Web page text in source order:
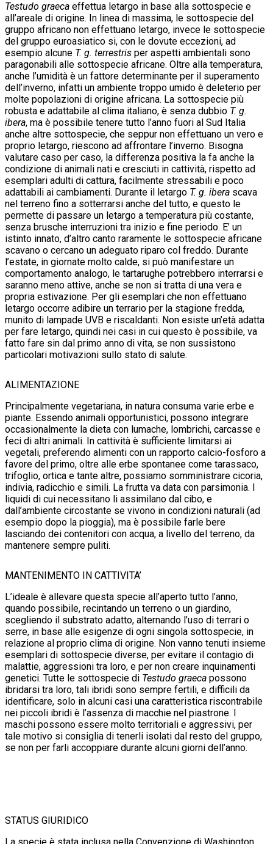
Testudo graeca effettua letargo in base alla sottospecie e
all’areale di origine. In linea di massima, le sottospecie del
gruppo africano non effettuano letargo, invece le sottospecie
del gruppo euroasiatico si, con le dovute eccezioni, ad
esempio alcune T. g. terrestris per aspetti ambientali sono
paragonabili alle sottospecie africane. Oltre alla temperatura,
anche l’umidità è un fattore determinante per il superamento
dell’inverno, infatti un ambiente troppo umido è deleterio per
molte popolazioni di origine africana. La sottospecie più
robusta e adattabile al clima italiano, è senza dubbio T. g.
ibera, ma è possibile tenere tutto l’anno fuori al Sud Italia
anche altre sottospecie, che seppur non effettuano un vero e
proprio letargo, riescono ad affrontare l’inverno. Bisogna
valutare caso per caso, la differenza positiva la fa anche la
condizione di animali nati e cresciuti in cattività, rispetto ad
esemplari adulti di cattura, facilmente stressabili e poco
adattabili ai cambiamenti. Durante il letargo T. g. ibera scava
nel terreno fino a sotterrarsi anche del tutto, e questo le
permette di passare un letargo a temperatura più costante,
senza brusche interruzioni tra inizio e fine periodo. E’ un
istinto innato, d’altro canto raramente le sottospecie africane
scavano o cercano un adeguato riparo col freddo. Durante
l’estate, in giornate molto calde, si può manifestare un
comportamento analogo, le tartarughe potrebbero interrarsi e
saranno meno attive, anche se non si tratta di una vera e
propria estivazione. Per gli esemplari che non effettuano
letargo occorre adibire un terrario per la stagione fredda,
munito di lampade UVB e riscaldanti. Non esiste un’età adatta
per fare letargo, quindi nei casi in cui questo è possibile, va
fatto fare sin dal primo anno di vita, se non sussistono
particolari motivazioni sullo stato di salute.
ALIMENTAZIONE
Principalmente vegetariana, in natura consuma varie erbe e
piante. Essendo animali opportunistici, possono integrare
occasionalmente la dieta con lumache, lombrichi, carcasse e
feci di altri animali. In cattività è sufficiente limitarsi ai
vegetali, preferendo alimenti con un rapporto calcio-fosforo a
favore del primo, oltre alle erbe spontanee come tarassaco,
trifoglio, ortica e tante altre, possiamo somministrare cicoria,
indivia, radicchio e simili. La frutta va data con parsimonia. I
liquidi di cui necessitano li assimilano dal cibo, e
dall’ambiente circostante se vivono in condizioni naturali (ad
esempio dopo la pioggia), ma è possibile farle bere
lasciando dei contenitori con acqua, a livello del terreno, da
mantenere sempre puliti.
MANTENIMENTO IN CATTIVITA’
L’ideale è allevare questa specie all’aperto tutto l’anno,
quando possibile, recintando un terreno o un giardino,
scegliendo il substrato adatto, alternando l’uso di terrari o
serre, in base alle esigenze di ogni singola sottospecie, in
relazione al proprio clima di origine. Non vanno tenuti insieme
esemplari di sottospecie diverse, per evitare il contagio di
malattie, aggressioni tra loro, e per non creare inquinamenti
genetici. Tutte le sottospecie di Testudo graeca possono
ibridarsi tra loro, tali ibridi sono sempre fertili, e difficili da
identificare, solo in alcuni casi una caratteristica riscontrabile
nei piccoli ibridi è l’assenza di macchie nel piastrone. I
maschi possono essere molto territoriali e aggressivi, per
tale motivo si consiglia di tenerli isolati dal resto del gruppo,
se non per farli accoppiare durante alcuni giorni dell’anno.
STATUS GIURIDICO